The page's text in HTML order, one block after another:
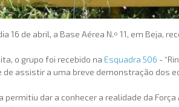
16 de abril, a Base Aérea N.º 11, em Beja,
o grupo foi recebido na Esquadra 506 -
de assistir a uma breve demonstração dos
permitiu dar a conhecer a realidade da